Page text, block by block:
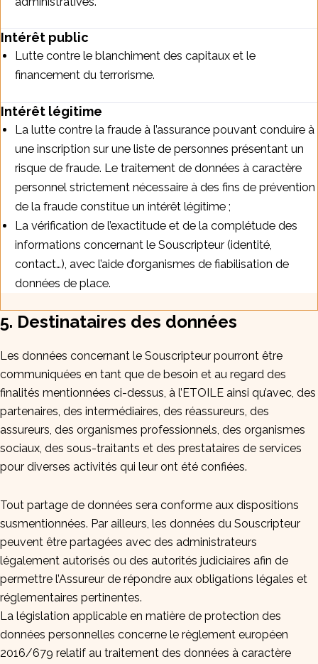
Intérêt public
Lutte contre le blanchiment des capitaux et le
financement du terrorisme.
Intérêt légitime
La lutte contre la fraude à l’assurance pouvant conduire à
une inscription sur une liste de personnes présentant un
risque de fraude. Le traitement de données à caractère
personnel strictement nécessaire à des fins de prévention
de la fraude constitue un intérêt légitime ;
La vérification de l’exactitude et de la complétude des
informations concernant le Souscripteur (identité,
contact…), avec l’aide d’organismes de fiabilisation de
données de place.
5. Destinataires des données
Les données concernant le Souscripteur pourront être
communiquées en tant que de besoin et au regard des
finalités mentionnées ci-dessus, à l’ETOILE ainsi qu’avec, des
partenaires, des intermédiaires, des réassureurs, des
assureurs, des organismes professionnels, des organismes
sociaux, des sous-traitants et des prestataires de services
pour diverses activités qui leur ont été confiées.
Tout partage de données sera conforme aux dispositions
susmentionnées. Par ailleurs, les données du Souscripteur
peuvent être partagées avec des administrateurs
légalement autorisés ou des autorités judiciaires afin de
permettre l’Assureur de répondre aux obligations légales et
réglementaires pertinentes.
La législation applicable en matière de protection des
données personnelles concerne le règlement européen
2016/679 relatif au traitement des données à caractère